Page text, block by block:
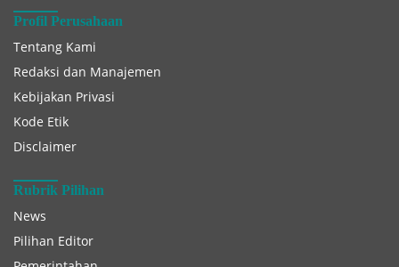
Profil Perusahaan
Tentang Kami
Redaksi dan Manajemen
Kebijakan Privasi
Kode Etik
Disclaimer
Rubrik Pilihan
News
Pilihan Editor